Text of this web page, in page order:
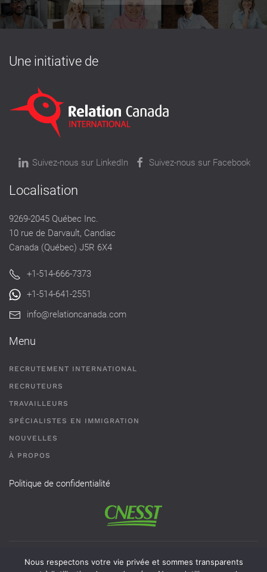
Une initiative de
Suivez-nous sur LinkedIn Suivez-nous sur Facebook
Localisation
9269-2045 Québec Inc.
10 rue de Darvault, Candiac
Canada (Québec) J5R 6X4
+1-514-666-7373
+1-514-641-2551
info@relationcanada.com
Menu
RECRUTEMENT INTERNATIONAL
RECRUTEURS
TRAVAILLEURS
SPÉCIALISTES EN IMMIGRATION
NOUVELLES
À PROPOS
Politique de confidentialité
Permis de recrutement # AR-2101593 - Une agence de
Nous respectons votre vie privée et sommes transparents